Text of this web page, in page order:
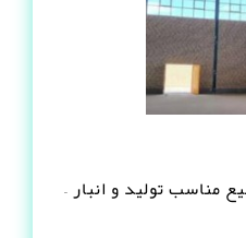
مناسب تولید و انبار –